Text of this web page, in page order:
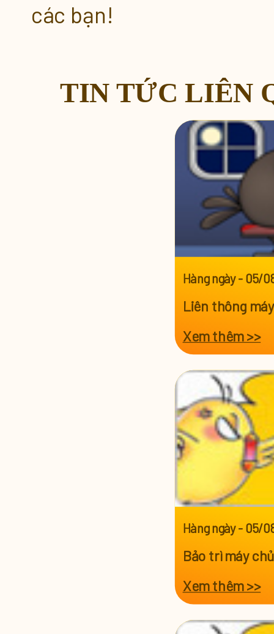
các bạn!
TIN TỨC LIÊN
Hàng ngày- 05/
Liên thông
Xem thêm >>
Hàng ngày- 05/
Bảo trì máy
Xem thêm >>